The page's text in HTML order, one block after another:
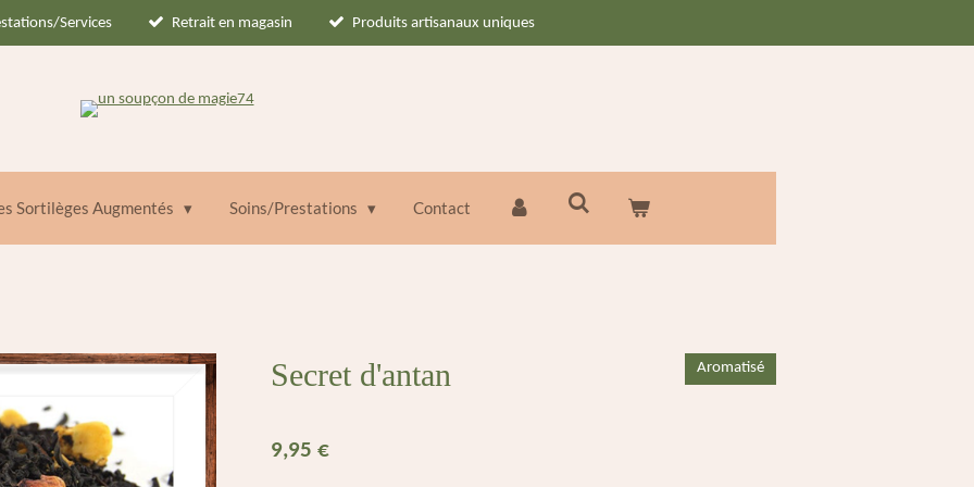
Services Retrait en magasin Produits artisanaux uniques
Sortilèges Augmentés Soins/Prestations Contact
Secret d'antan Aromatisé
9,95 €